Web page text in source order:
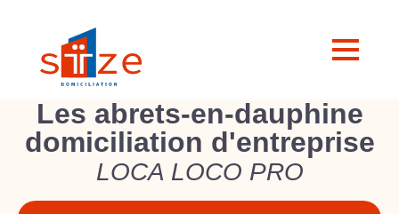
Les abrets-en-dauphine
domiciliation d'entreprise
LOCA LOCO PRO